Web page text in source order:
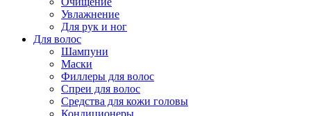
Увлажнение
Для рук и ног
Для волос
Шампуни
Маски
Филлеры для волос
Спреи для волос
Средства для кожи головы
Кондиционеры